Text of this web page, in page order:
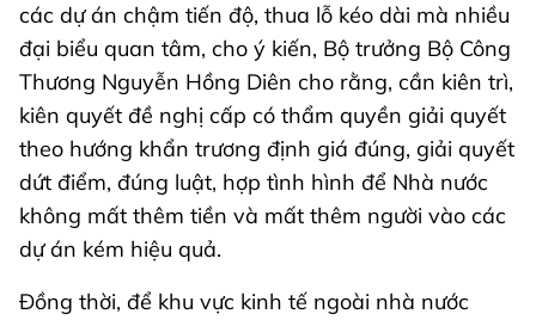
các dự án chậm tiến độ, thua lỗ kéo dài mà nhiều
đại biểu quan tâm, cho ý kiến, Bộ trưởng Bộ Công
Thương Nguyễn Hồng Diên cho rằng, cần kiên trì,
kiên quyết đề nghị cấp có thẩm quyền giải quyết
theo hướng khẩn trương định giá đúng, giải quyết
dứt điểm, đúng luật, hợp tình hình để Nhà nước
không mất thêm tiền và mất thêm người vào các
dự án kém hiệu quả.
Đồng thời, để khu vực kinh tế ngoài nhà nước